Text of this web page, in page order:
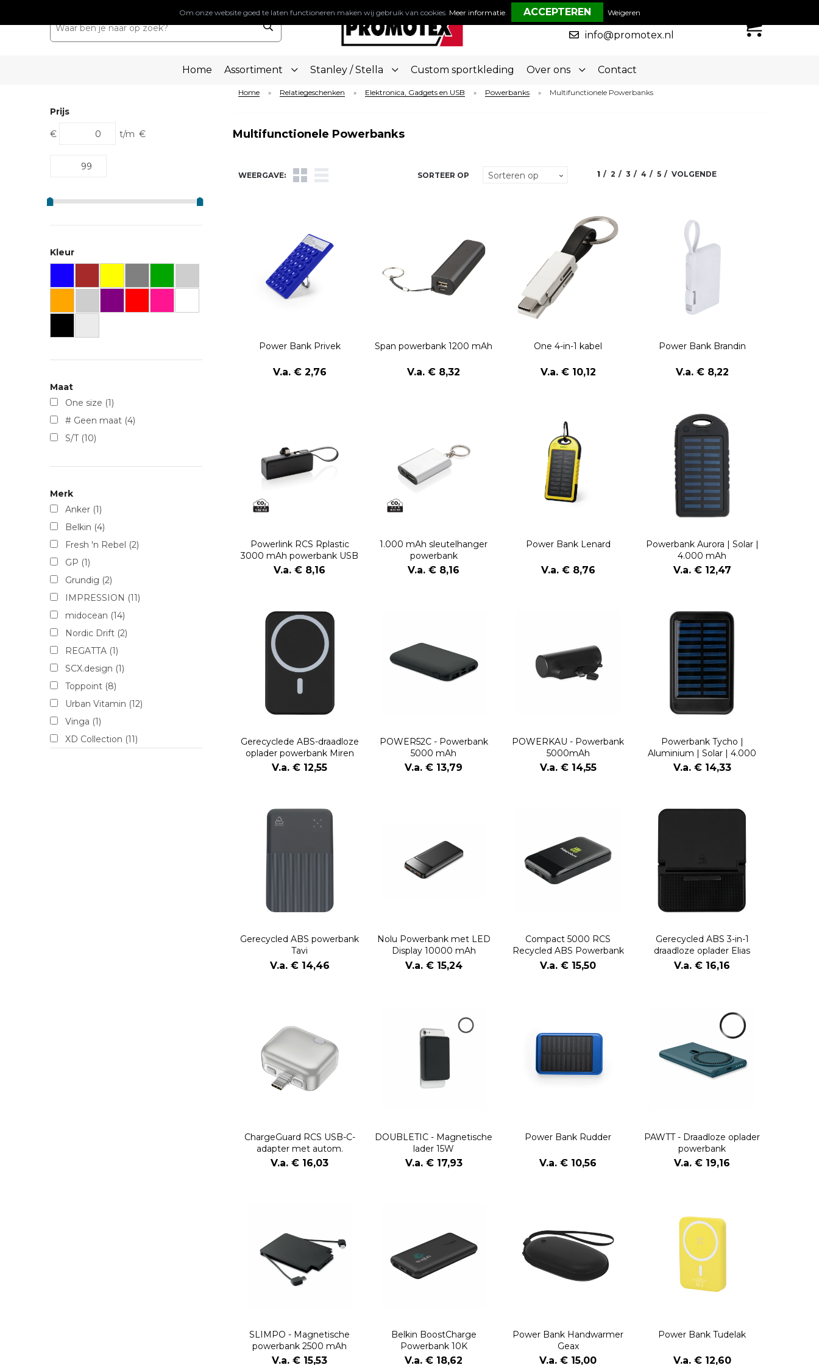
050-5773636
info@promotex.nl
Home Assortiment Stanley / Stella Custom sportkleding Over ons Contact
Prijs
€ t/m €
Kleur
Maat
One size (1)
# Geen maat (4)
S/T (10)
Merk
Anker (1)
Belkin (4)
Fresh 'n Rebel (2)
GP (1)
Grundig (2)
IMPRESSION (11)
midocean (14)
Nordic Drift (2)
REGATTA (1)
SCX.design (1)
Toppoint (8)
Urban Vitamin (12)
Vinga (1)
XD Collection (11)
Home » Relatiegeschenken » Elektronica, Gadgets en USB » Powerbanks » Multifunctionele Powerbanks
Multifunctionele Powerbanks
WEERGAVE: SORTEER OP 1 2 3 4 5 VOLGENDE
Power Bank Privek
V.a. € 2,76
Span powerbank 1200 mAh
V.a. € 8,32
One 4-in-1 kabel
V.a. € 10,12
Power Bank Brandin
V.a. € 8,22
Powerlink RCS Rplastic
3000 mAh powerbank USB
C connector
V.a. € 8,16
1.000 mAh sleutelhanger
powerbank
V.a. € 8,16
Power Bank Lenard
V.a. € 8,76
Powerbank Aurora | Solar |
4.000 mAh
V.a. € 12,47
Gerecyclede ABS-draadloze
oplader powerbank Miren
V.a. € 12,55
POWER52C - Powerbank
5000 mAh
V.a. € 13,79
POWERKAU - Powerbank
5000mAh
V.a. € 14,55
Powerbank Tycho |
Aluminium | Solar | 4.000
mAh
V.a. € 14,33
Gerecycled ABS powerbank
Tavi
V.a. € 14,46
Nolu Powerbank met LED
Display 10000 mAh
V.a. € 15,24
Compact 5000 RCS
Recycled ABS Powerbank
V.a. € 15,50
Gerecycled ABS 3-in-1
draadloze oplader Elias
V.a. € 16,16
ChargeGuard RCS USB-C-
adapter met autom.
uitschakeling
V.a. € 16,03
DOUBLETIC - Magnetische
lader 15W
V.a. € 17,93
Power Bank Rudder
V.a. € 10,56
PAWTT - Draadloze oplader
powerbank
V.a. € 19,16
SLIMPO - Magnetische
powerbank 2500 mAh
V.a. € 15,53
Belkin BoostCharge
Powerbank 10K
V.a. € 18,62
Power Bank Handwarmer
Geax
V.a. € 15,00
Power Bank Tudelak
V.a. € 12,60
Om onze website goed te laten functioneren maken wij gebruik van cookies. Meer informatie. Weigeren